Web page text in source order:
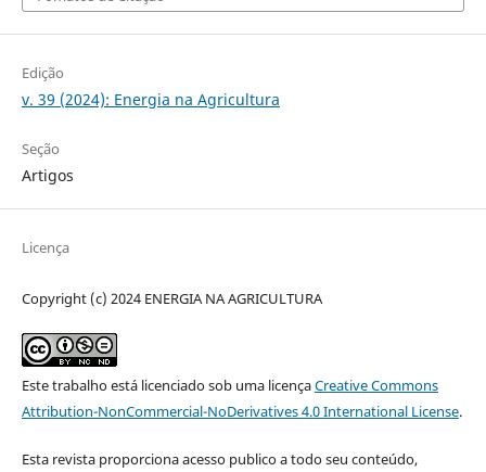
Edição
v. 39 (2024): Energia na Agricultura
Seção
Artigos
Licença
Copyright (c) 2024 ENERGIA NA AGRICULTURA
Este trabalho está licenciado sob uma licençaCreative Commons
Attribution-NonCommercial-NoDerivatives 4.0 International License.
Esta revista proporciona acesso publico a todo seu conteúdo,